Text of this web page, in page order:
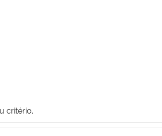
critério.